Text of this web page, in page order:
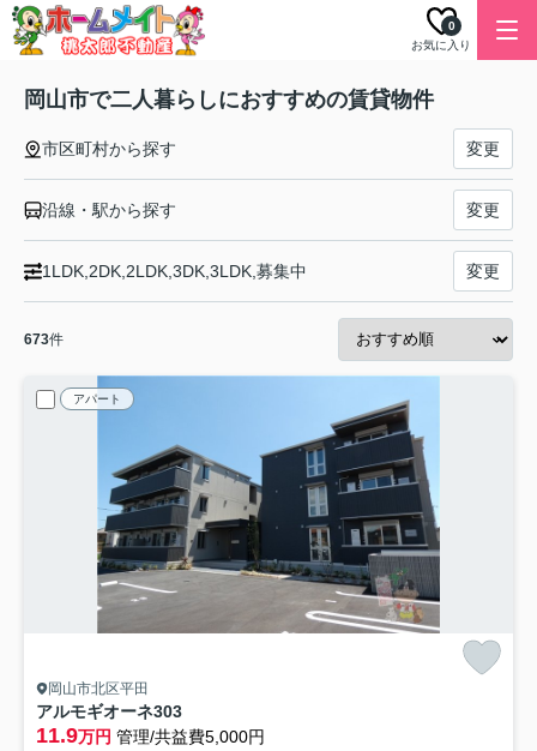
お気に入り
0
岡山市で二人暮らしにおすすめの賃貸物件
市区町村から探す 変更
沿線・駅から探す 変更
1LDK,2DK,2LDK,3DK,3LDK,募集中 変更
673件
アパート
岡山市北区平田
アルモギオーネ303
11.9万円 管理/共益費5,000円